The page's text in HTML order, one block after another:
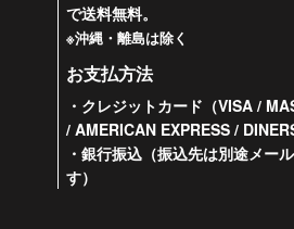
で送料無料。
※沖縄・離島は除く
お支払方法
・クレジットカード（VISA /
/ AMERICAN EXPRESS /
・銀行振込（振込先は別途メー
す）